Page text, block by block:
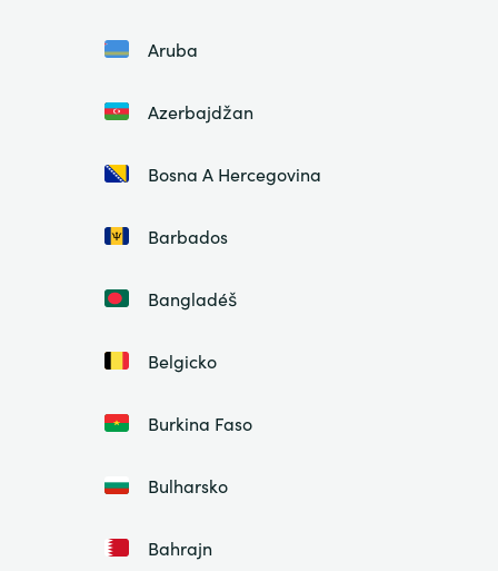
Aruba
Azerbajdžan
Bosna A Hercegovina
Barbados
Bangladéš
Belgicko
Burkina Faso
Bulharsko
Bahrajn